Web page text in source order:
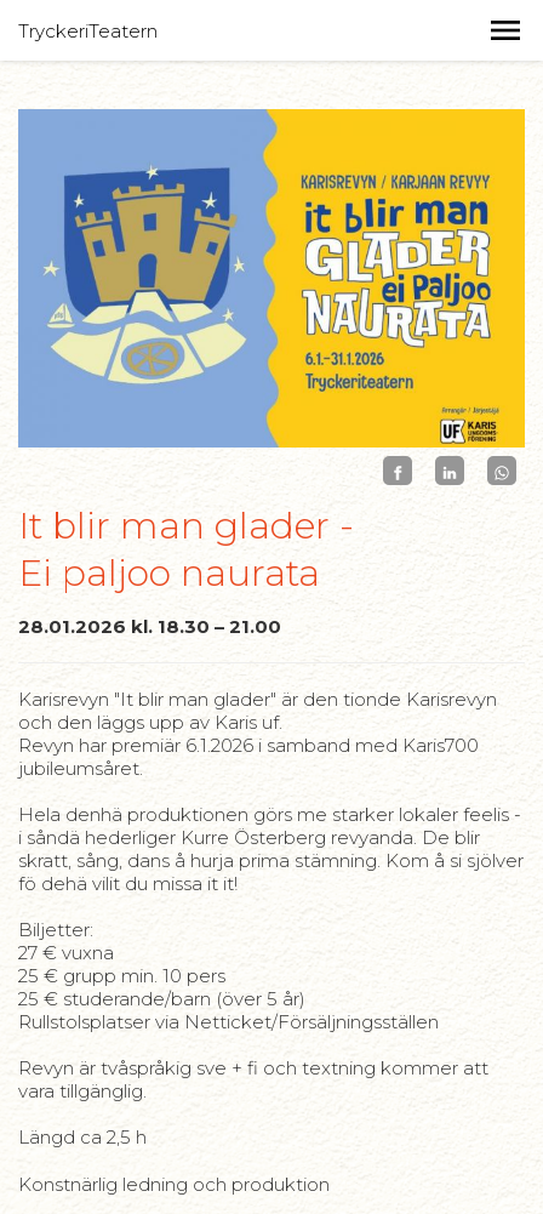
TryckeriTeatern
It blir man glader -
Ei paljoo naurata
28.01.2026 kl. 18.30 – 21.00
Karisrevyn "It blir man glader" är den tionde Karisrevyn
och den läggs upp av Karis uf.
Revyn har premiär 6.1.2026 i samband med Karis700
jubileumsåret.
Hela denhä produktionen görs me starker lokaler feelis -
i såndä hederliger Kurre Österberg revyanda. De blir
skratt, sång, dans å hurja prima stämning. Kom å si sjölver
fö dehä vilit du missa it it!
Biljetter:
27 € vuxna
25 € grupp min. 10 pers
25 € studerande/barn (över 5 år)
Rullstolsplatser via Netticket/Försäljningsställen
Revyn är tvåspråkig sve + fi och textning kommer att
vara tillgänglig.
Längd ca 2,5 h
Konstnärlig ledning och produktion